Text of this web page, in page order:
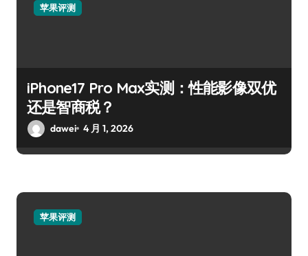
苹果评测
iPhone17 Pro Max实测：性能影像双优
还是智商税？
dawei 4 月 1, 2026
苹果评测